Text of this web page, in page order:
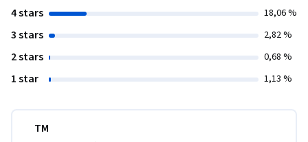
4 stars 18,06 %
3 stars 2,82 %
2 stars 0,68 %
1 star 1,13 %
TM